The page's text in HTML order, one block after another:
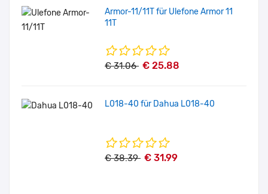
Armor-11/11T für Ulefone Armor 11
11T
€ 31.06 € 25.88
L018-40 für Dahua L018-40
€ 38.39 € 31.99